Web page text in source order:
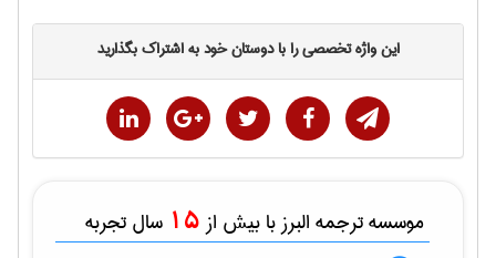
این واژه تخصصی را با دوستان خود به اشتراک بگذارید
موسسه ترجمه البرز با بیش از 15 سال تجربه